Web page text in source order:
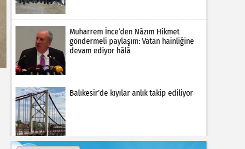
Muharrem İnce’den Nâzım Hikmet
göndermeli paylaşım: Vatan hainliğine
devam ediyor hâlâ
Balıkesir’de kıyılar anlık takip ediliyor